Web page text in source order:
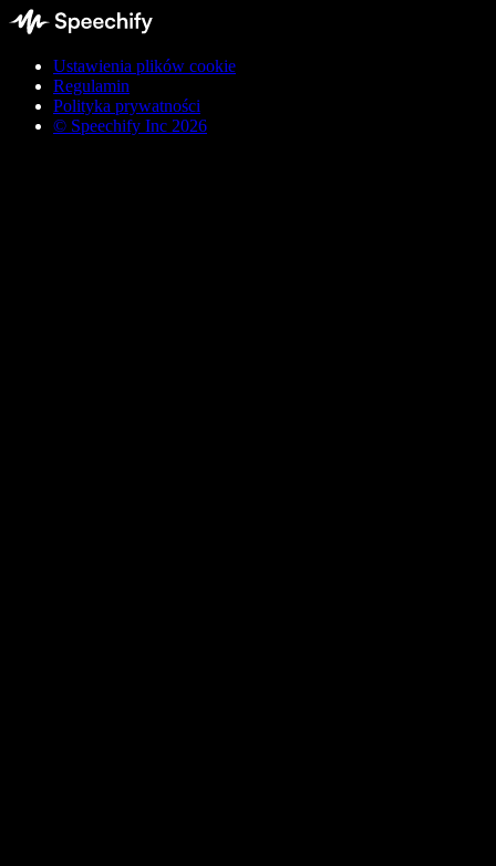
Ustawienia plików cookie
Regulamin
Polityka prywatności
© Speechify Inc 2026